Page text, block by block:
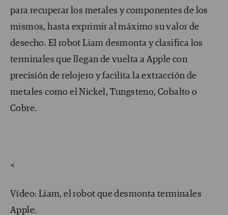
para recuperar los metales y componentes de los
mismos, hasta exprimir al máximo su valor de
desecho. El robot Liam desmonta y clasifica los
terminales que llegan de vuelta a Apple con
precisión de relojero y facilita la extracción de
metales como el Nickel, Tungsteno, Cobalto o
Cobre.
<
Vídeo: Liam, el robot que desmonta terminales
Apple.